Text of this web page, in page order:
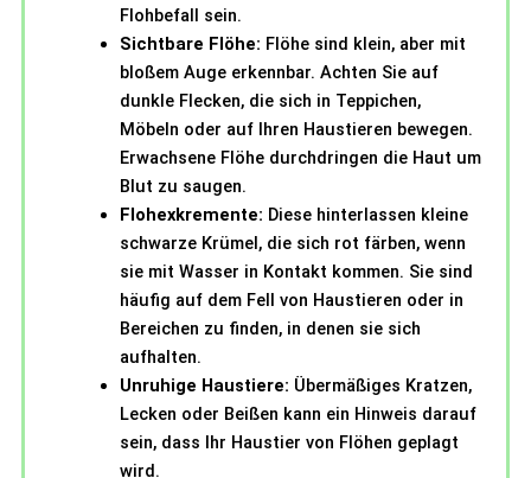
Flohbefall sein.
Sichtbare Flöhe: Flöhe sind klein, aber mit
bloßem Auge erkennbar. Achten Sie auf
dunkle Flecken, die sich in Teppichen,
Möbeln oder auf Ihren Haustieren bewegen.
Erwachsene Flöhe durchdringen die Haut um
Blut zu saugen.
Flohexkremente: Diese hinterlassen kleine
schwarze Krümel, die sich rot färben, wenn
sie mit Wasser in Kontakt kommen. Sie sind
häufig auf dem Fell von Haustieren oder in
Bereichen zu finden, in denen sie sich
aufhalten.
Unruhige Haustiere: Übermäßiges Kratzen,
Lecken oder Beißen kann ein Hinweis darauf
sein, dass Ihr Haustier von Flöhen geplagt
wird.